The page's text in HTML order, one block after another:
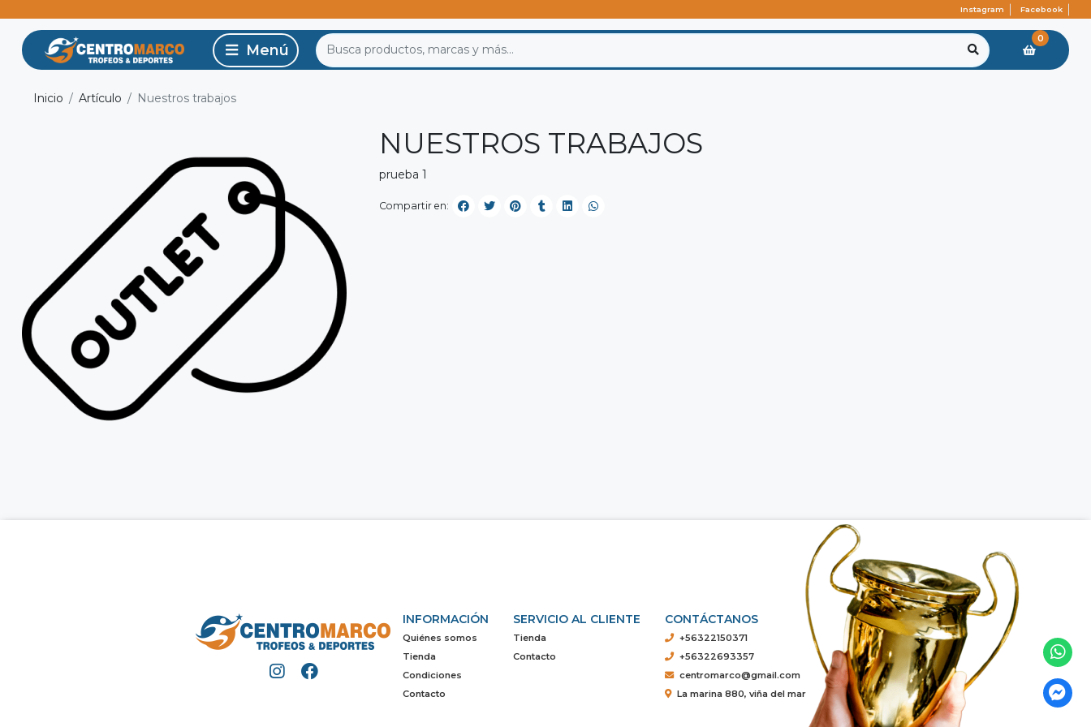
Instagram Facebook
0
Inicio Artículo Nuestros trabajos
NUESTROS TRABAJOS
prueba 1
Compartir en:
INFORMACIÓN
Quiénes somos
Tienda
Condiciones
Contacto
SERVICIO AL CLIENTE
Tienda
Contacto
CONTÁCTANOS
+56322150371
+56322693357
centromarco@gmail.com
La marina 880, viña del mar